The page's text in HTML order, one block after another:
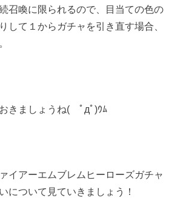
召喚に限られるので、目当ての色の
して１からガチャを引き直す場合、
きましょうね( ﾟдﾟ)ｳﾑ
イアーエムブレムヒーローズガチャ
について見ていきましょう！